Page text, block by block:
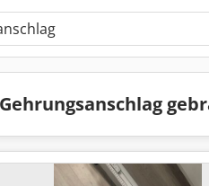
Gehrungsanschlag